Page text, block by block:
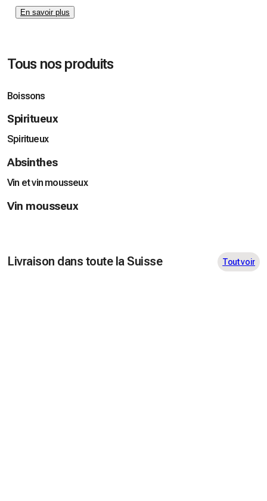
En savoir plus
Tous nos produits
Boissons
Spiritueux
Spiritueux
Absinthes
Vin et vin mousseux
Vin mousseux
Livraison dans toute la Suisse Tout voir